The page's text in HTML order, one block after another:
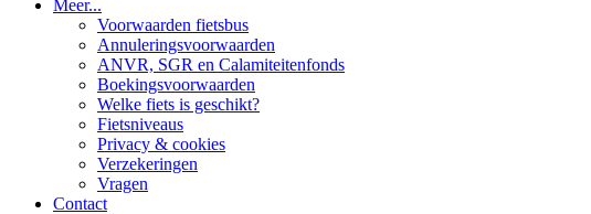
Meer...
Voorwaarden fietsbus
Annuleringsvoorwaarden
ANVR, SGR en Calamiteitenfonds
Boekingsvoorwaarden
Welke fiets is geschikt?
Fietsniveaus
Privacy & cookies
Verzekeringen
Vragen
Contact